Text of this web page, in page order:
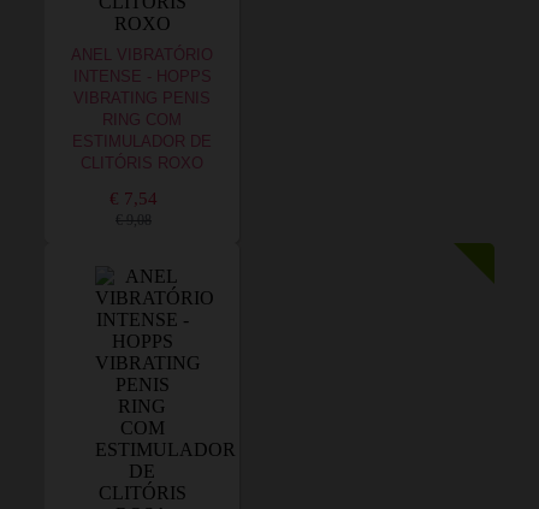
ANEL VIBRATÓRIO
INTENSE - HOPPS
VIBRATING PENIS
RING COM
ESTIMULADOR DE
CLITÓRIS ROXO
€ 7,54
€ 9,08